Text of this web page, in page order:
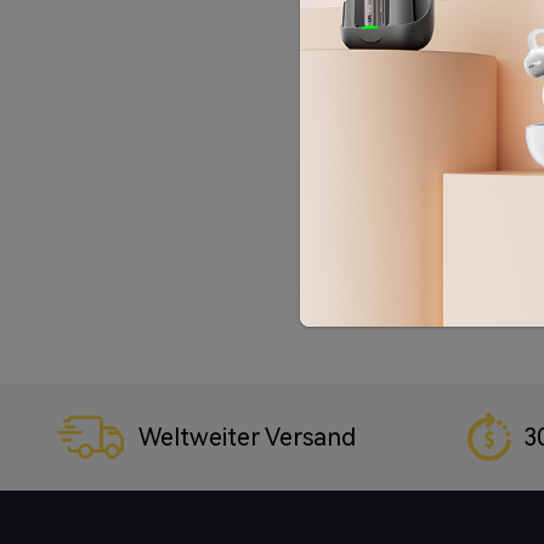
Weltweiter Versand